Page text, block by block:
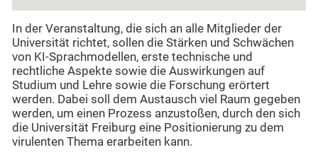
In der Veranstaltung, die sich an alle Mitglieder der
Universität richtet, sollen die Stärken und Schwächen
von KI-Sprachmodellen, erste technische und
rechtliche Aspekte sowie die Auswirkungen auf
Studium und Lehre sowie die Forschung erörtert
werden. Dabei soll dem Austausch viel Raum gegeben
werden, um einen Prozess anzustoßen, durch den sich
die Universität Freiburg eine Positionierung zu dem
virulenten Thema erarbeiten kann.